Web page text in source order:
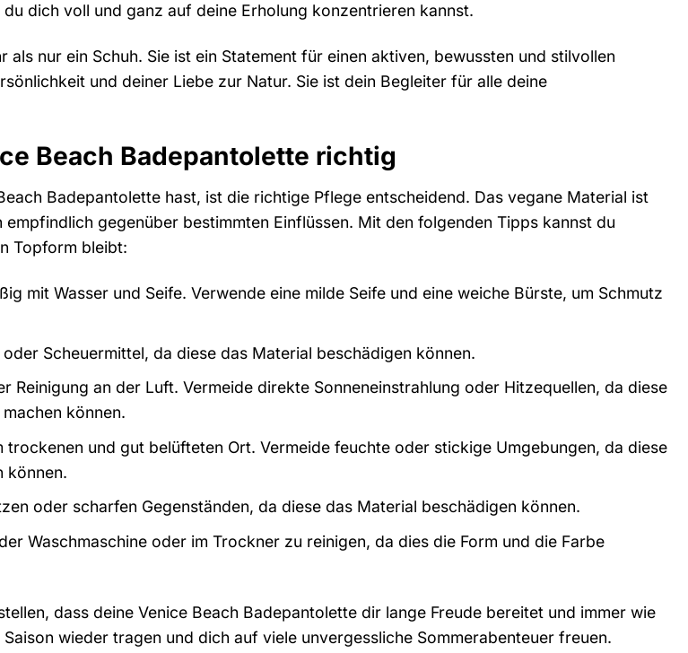
dich voll und ganz auf deine Erholung konzentrieren kannst.
als nur ein Schuh. Sie ist ein Statement für einen aktiven, bewussten und stilvollen
und deiner Liebe zur Natur. Sie ist dein Begleiter für alle deine
Beach Badepantolette richtig
Badepantolette hast, ist die richtige Pflege entscheidend. Das vegane Material ist
gegenüber bestimmten Einflüssen. Mit den folgenden Tipps kannst du
Topform bleibt:
mit Wasser und Seife. Verwende eine milde Seife und eine weiche Bürste, um Schmutz
Scheuermittel, da diese das Material beschädigen können.
Reinigung an der Luft. Vermeide direkte Sonneneinstrahlung oder Hitzequellen, da diese
können.
trockenen und gut belüfteten Ort. Vermeide feuchte oder stickige Umgebungen, da diese
können.
oder scharfen Gegenständen, da diese das Material beschädigen können.
Waschmaschine oder im Trockner zu reinigen, da dies die Form und die Farbe
dass deine Venice Beach Badepantolette dir lange Freude bereitet und immer wie
wieder tragen und dich auf viele unvergessliche Sommerabenteuer freuen.